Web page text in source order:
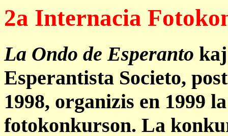
2a Internacia
La Ondo de Esperanto
Esperantista Societo,
1998, organizis en 1999
fotokonkurson. La